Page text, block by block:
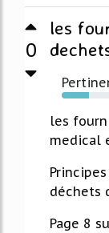
0
les
48%
les
medical
déchets
Page 8